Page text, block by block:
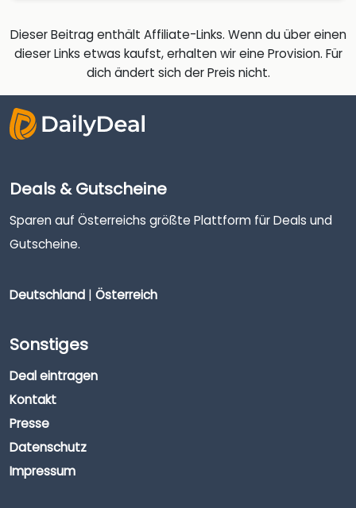
Dieser Beitrag enthält Affiliate-Links. Wenn du über einen
dieser Links etwas kaufst, erhalten wir eine Provision. Für
dich ändert sich der Preis nicht.
Deals & Gutscheine
Sparen auf Österreichs größte Plattform für Deals und
Gutscheine.
Deutschland | Österreich
Sonstiges
Deal eintragen
Kontakt
Presse
Datenschutz
Impressum